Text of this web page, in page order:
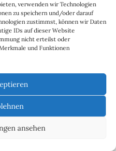
verwenden wir Technologien
zu speichern und/oder darauf
zustimmst, können wir Daten
IDs auf dieser Website
nicht erteilst oder
und Funktionen
ansehen
das er dem ebenfalls
unterstellte.
und wertvollen Gefäßen
des jungen Bistums
für die Pfalz Merseburg.
vier Mal in Merseburg auf,
und Domstiftsbibliothek
Thietmars Textfragment / Foto:
ist eine Sensation